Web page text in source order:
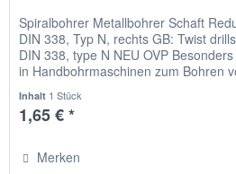
Spiralbohrer Metallbohrer Schaft
DIN 338, Typ N, rechts GB: Twist
DIN 338, type N NEU OVP
in Handbohrmaschinen zum Bohren
Inhalt 1 Stück
1,65 € *
Merken